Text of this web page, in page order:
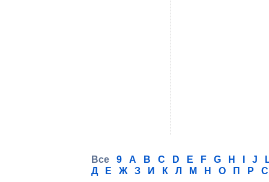
Все 9 A B C D E F G H J
Д
Е Ж З И К Л М Н О П Р С